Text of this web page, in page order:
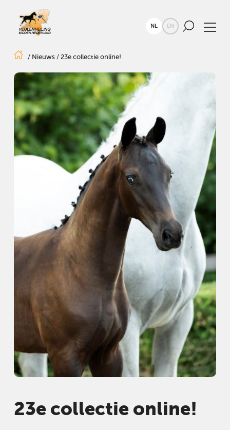
NL EN
/ Nieuws/ 23e collectie online!
23e collectie online!